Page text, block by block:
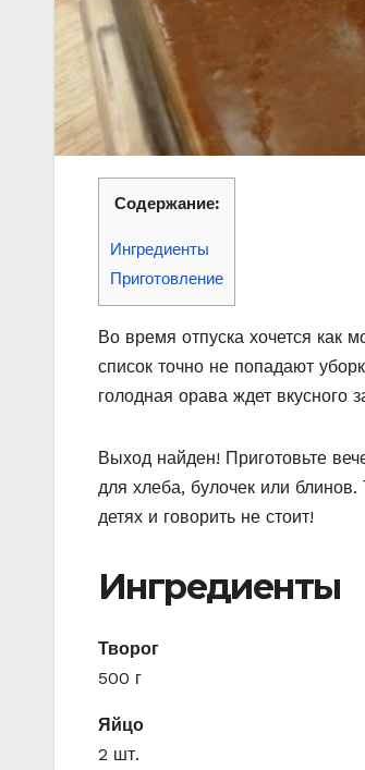
Содержание:
Ингредиенты
Приготовление
Во время отпуска хочется как
список точно не попадают
голодная орава ждет вкусного
Выход найден! Приготовьте
для хлеба, булочек или
детях и говорить не стоит!
Ингредиенты
Творог
500 г
Яйцо
2 шт.